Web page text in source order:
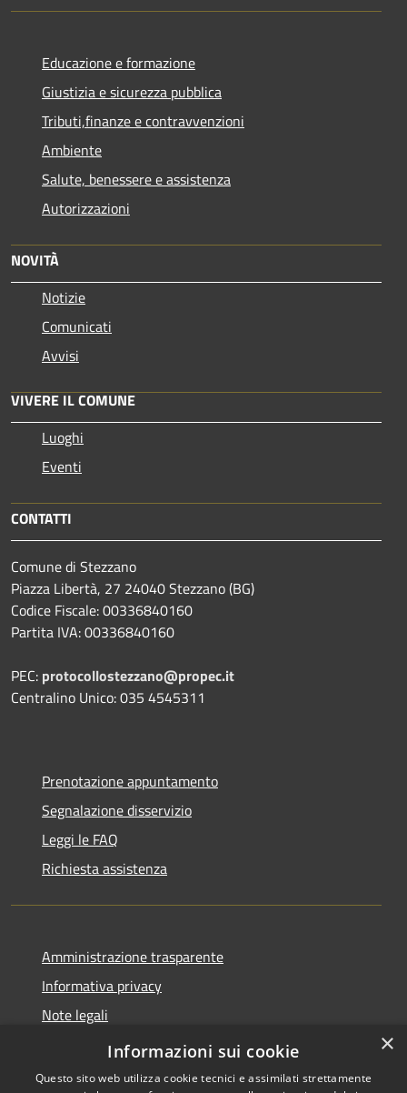
Educazione e formazione
Giustizia e sicurezza pubblica
Tributi,finanze e contravvenzioni
Ambiente
Salute, benessere e assistenza
Autorizzazioni
NOVITÀ
Notizie
Comunicati
Avvisi
VIVERE IL COMUNE
Luoghi
Eventi
CONTATTI
Comune di Stezzano
Piazza Libertà, 27 24040 Stezzano (BG)
Codice Fiscale: 00336840160
Partita IVA: 00336840160
PEC: protocollostezzano@propec.it
Centralino Unico: 035 4545311
Prenotazione appuntamento
Segnalazione disservizio
Leggi le FAQ
Richiesta assistenza
Amministrazione trasparente
Informativa privacy
Note legali
Dichiarazione di accessibilità
×
Informazioni sui cookie
Questo sito web utilizza cookie tecnici e assimilati strettamente